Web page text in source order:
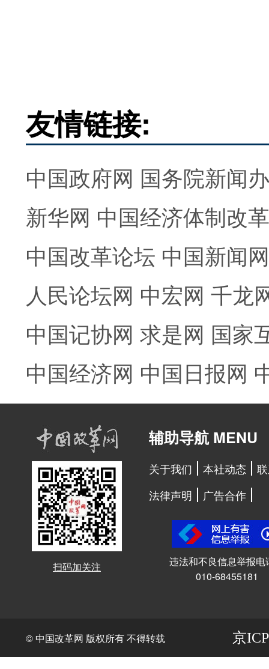
友情链接:
中国政府网 国务院新闻
新华网 中国经济体制改
中国改革论坛 中国新闻网
人民论坛网 中宏网 千龙
中国记协网 求是网 国家
中国经济网 中国日报网
扫码加关注
辅助导航 MENU
关于我们 本社动态
法律声明
广告合作
违法和不良信息举报电
010-68455181
© 中国改革网 版权所有 不得转载 京